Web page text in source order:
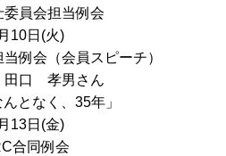
委員会担当例会
10日(火)
例会（会員スピーチ）
田口 孝男さん
となく、35年」
13日(金)
合同例会